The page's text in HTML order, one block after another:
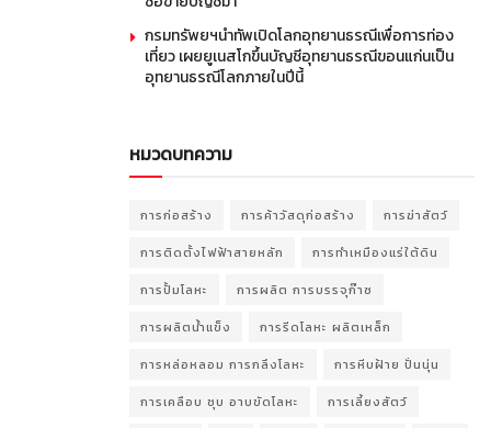
กรมทรัพยฯนำทัพเปิดโลกอุทยานธรณีเพื่อการท่อง
เที่ยว เผยยูเนสโกขึ้นบัญชีอุทยานธรณีขอนแก่นเป็น
อุทยานธรณีโลกภายในปีนี้
หมวดบทความ
การก่อสร้าง การค้าวัสดุก่อสร้าง การฆ่าสัตว์
การติดตั้งไฟฟ้าสายหลัก การทำเหมืองแร่ใต้ดิน
การปั้มโลหะ การผลิต การบรรจุก๊าซ
การผลิตน้ำแข็ง การรีดโลหะ ผลิตเหล็ก
การหล่อหลอม การกลึงโลหะ การหีบฝ้าย ปั่นนุ่น
การเคลือบ ชุบ อาบขัดโลหะ การเลี้ยงสัตว์